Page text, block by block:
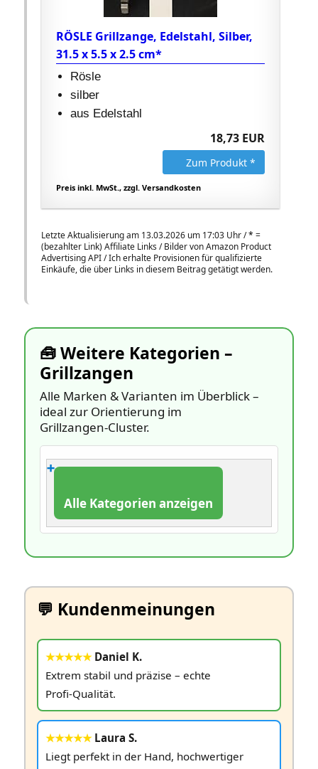
RÖSLE Grillzange, Edelstahl, Silber,
31.5 x 5.5 x 2.5 cm*
Rösle
silber
aus Edelstahl
18,73 EUR
Zum Produkt *
Preis inkl. MwSt., zzgl. Versandkosten
Letzte Aktualisierung am 13.03.2026 um 17:03 Uhr /* =
(bezahlter Link) Affiliate Links / Bilder von Amazon Product
Advertising API / Ich erhalte Provisionen für qualifizierte
Einkäufe, die über Links in diesem Beitrag getätigt werden.
🧰 Weitere Kategorien –
Grillzangen
Alle Marken & Varianten im Überblick –
ideal zur Orientierung im
Grillzangen‑Cluster.
Alle Kategorien anzeigen
💬 Kundenmeinungen
★★★★★Daniel K.
Extrem stabil und präzise – echte
Profi‑Qualität.
★★★★★Laura S.
Liegt perfekt in der Hand, hochwertiger